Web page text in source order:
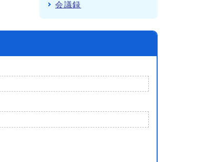
会議録